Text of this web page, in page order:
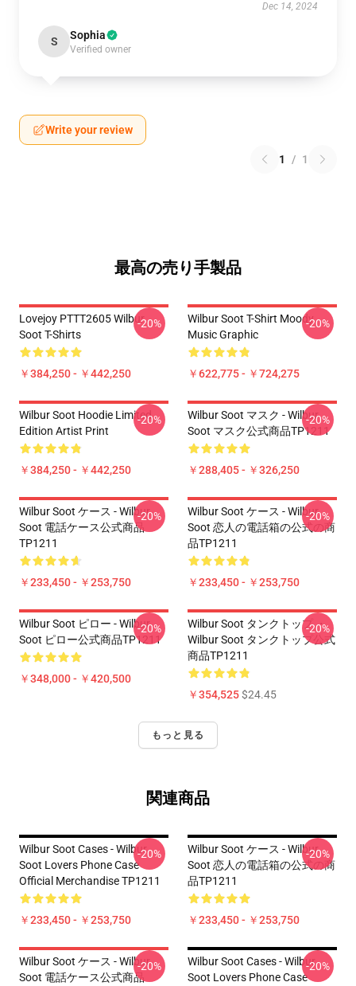
Dec 14, 2024
S Sophia
Verified owner
Write your review
1 / 1
最高の売り手製品
Lovejoy PTTT2605 Wilbur
Soot T-Shirts
￥384,250 - ￥442,250
-20%
Wilbur Soot T-Shirt Moody
Music Graphic
￥622,775 - ￥724,275
-20%
Wilbur Soot Hoodie Limited
Edition Artist Print
￥384,250 - ￥442,250
-20%
Wilbur Soot マスク - Wilbur
Soot マスク公式商品TP1211
￥288,405 - ￥326,250
-20%
Wilbur Soot ケース - Wilbur
Soot 電話ケース公式商品
TP1211
￥233,450 - ￥253,750
-20%
Wilbur Soot ケース - Wilbur
Soot 恋人の電話箱の公式の商
品TP1211
￥233,450 - ￥253,750
-20%
Wilbur Soot ピロー - Wilbur
Soot ピロー公式商品TP1211
￥348,000 - ￥420,500
-20%
Wilbur Soot タンクトップ ・
Wilbur Soot タンクトップ公式
商品TP1211
￥354,525$24.45
-20%
もっと見る
関連商品
Wilbur Soot Cases - Wilbur
Soot Lovers Phone Case
Official Merchandise TP1211
￥233,450 - ￥253,750
-20%
Wilbur Soot ケース - Wilbur
Soot 恋人の電話箱の公式の商
品TP1211
￥233,450 - ￥253,750
-20%
Wilbur Soot ケース - Wilbur
Soot 電話ケース公式商品
-20%
Wilbur Soot Cases - Wilbur
Soot Lovers Phone Case
-20%